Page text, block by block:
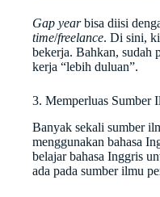
Gap yearbisa diisi
time/freelance. Di sini,
bekerja. Bahkan, sudah
kerja “lebih duluan”.
3. Memperluas Sumber
Banyak sekali sumber
menggunakan bahasa
belajar bahasa Inggris
ada pada sumber ilmu